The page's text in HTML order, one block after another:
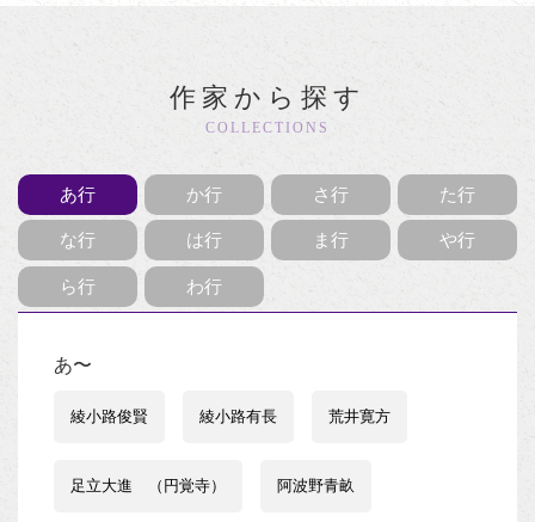
作家から探す
COLLECTIONS
あ行 か行 さ行 た行
な行 は行 ま行 や行
ら行 わ行
あ〜
綾小路俊賢 綾小路有長 荒井寛方
足立大進 （円覚寺） 阿波野青畝